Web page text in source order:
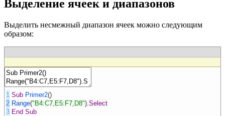
Выделение ячеек и диапазонов
Выделить несмежный диапазон ячеек можно следующим
образом:
1
2
3
Sub Primer2()
Range("B4:C7,E5:F7,D8") Select
End Sub